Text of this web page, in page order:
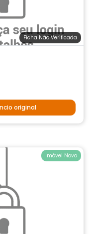
Ficha Não Verificada
original
Imóvel Novo